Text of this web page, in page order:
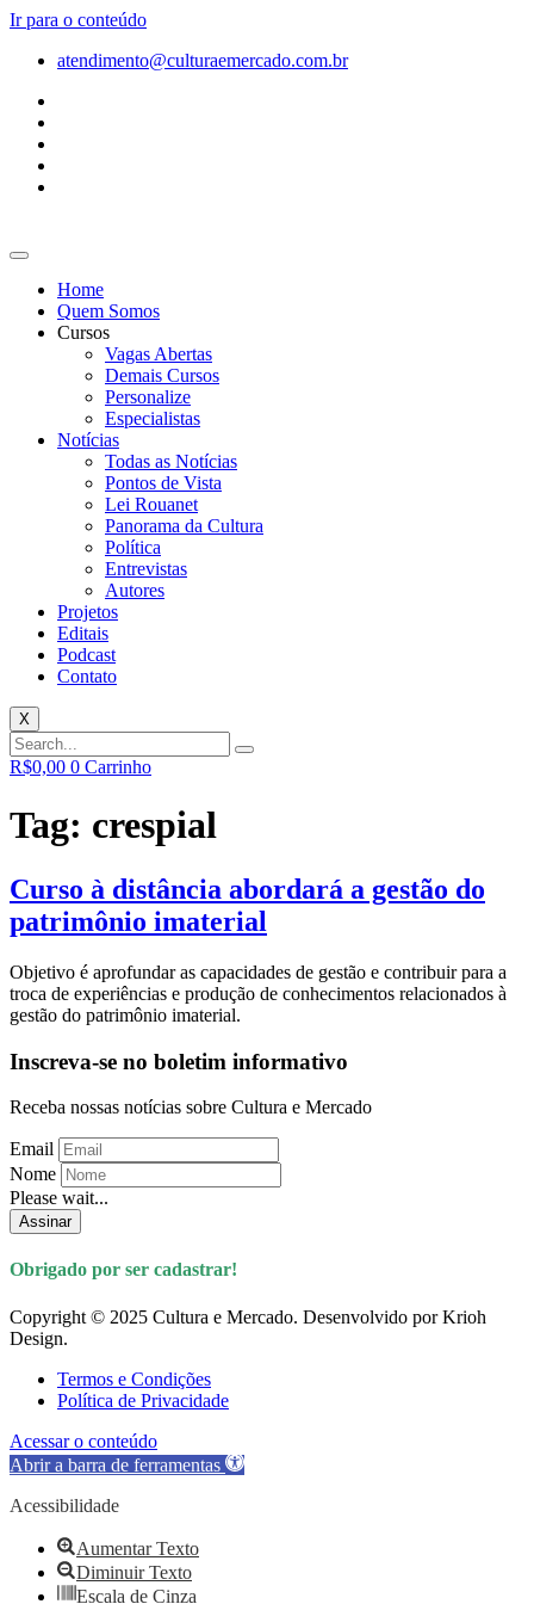
Ir para o conteúdo
atendimento@culturaemercado.com.br
Home
Quem Somos
Cursos
Vagas Abertas
Demais Cursos
Personalize
Especialistas
Notícias
Todas as Notícias
Pontos de Vista
Lei Rouanet
Panorama da Cultura
Política
Entrevistas
Autores
Projetos
Editais
Podcast
Contato
X
R$0,00 0 Carrinho
Tag: crespial
Curso à distância abordará a gestão do
patrimônio imaterial
Objetivo é aprofundar as capacidades de gestão e contribuir para a
troca de experiências e produção de conhecimentos relacionados à
gestão do patrimônio imaterial.
Inscreva-se no boletim informativo
Receba nossas notícias sobre Cultura e Mercado
Email
Nome
Please wait...
Assinar
Obrigado por ser cadastrar!
Copyright © 2025 Cultura e Mercado. Desenvolvido por Krioh
Design.
Termos e Condições
Política de Privacidade
Acessar o conteúdo
Abrir a barra de ferramentas
Acessibilidade
Aumentar Texto
Diminuir Texto
Escala de Cinza